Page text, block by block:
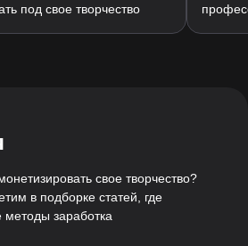
под свое творчество
свое творчество?
в подборке статей, где
заработка